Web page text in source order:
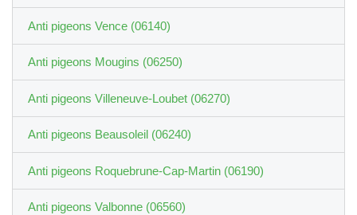
Anti pigeons Vence (06140)
Anti pigeons Mougins (06250)
Anti pigeons Villeneuve-Loubet (06270)
Anti pigeons Beausoleil (06240)
Anti pigeons Roquebrune-Cap-Martin (06190)
Anti pigeons Valbonne (06560)